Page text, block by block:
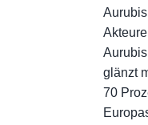
glänzt
70